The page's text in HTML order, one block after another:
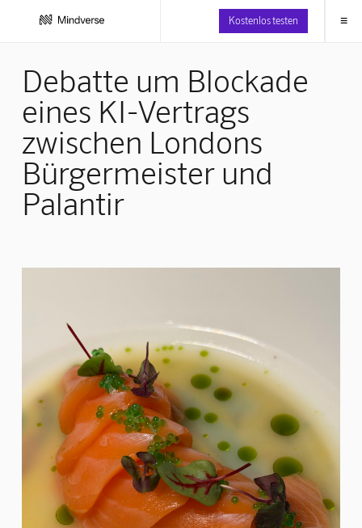
Kostenlos testen ≡
Debatte um Blockade
eines KI-Vertrags
zwischen Londons
Bürgermeister und
Palantir